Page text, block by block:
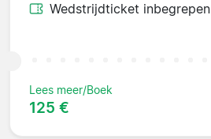
Wedstrijdticket inbegrepen
Lees meer/Boek
125 €